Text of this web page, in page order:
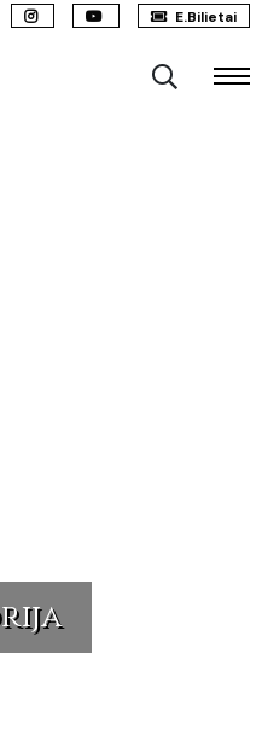
E.Bilietai